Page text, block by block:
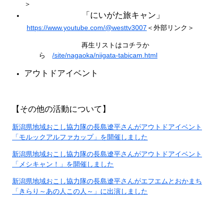
＞
「にいがた旅キャン」
https://www.youtube.com/@westtv3007​ ＜外部リンク＞
再生リストはコチラか
ら
/site/nagaoka/niigata-tabicam.html
アウトドアイベント
【その他の活動について】
​新潟県地域おこし協力隊の長島遼平さんがアウトドアイベント
「モルックアルファカップ」を開催しました
新潟県地域おこし協力隊の長島遼平さんがアウトドアイベント
「メシキャン！」を開催しました
新潟県地域おこし協力隊の長島遼平さんがエフエムとおかまち
「きらり～あの人この人～」に出演しました